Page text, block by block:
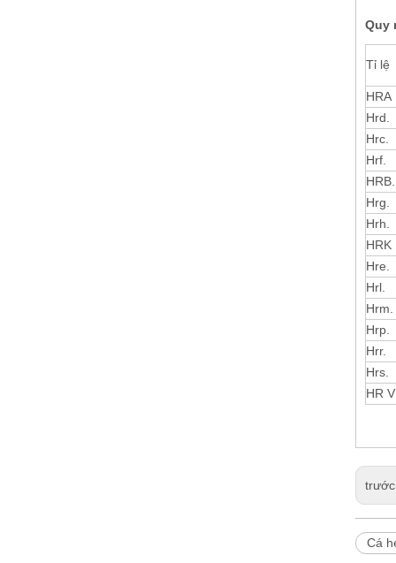
Quy
Tỉ lệ
HRA
Hrd.
Hrc.
Hrf.
HRB.
Hrg.
Hrh.
HRK
Hre.
Hrl.
Hrm.
Hrp.
Hrr.
Hrs.
HR V
Cá